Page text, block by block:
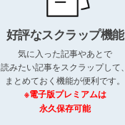
好評なスクラップ機能
気に入った記事やあとで
読みたい記事をスクラップして、
まとめておく機能が便利です。
※電子版プレミアムは
永久保存可能